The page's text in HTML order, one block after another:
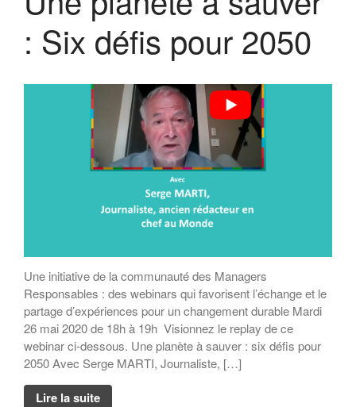
: Six défis pour 2050
Une initiative de la communauté des Managers
Responsables : des webinars qui favorisent l’échange et le
partage d’expériences pour un changement durable Mardi
26 mai 2020 de 18h à 19h Visionnez le replay de ce
webinar ci-dessous. Une planète à sauver : six défis pour
2050 Avec Serge MARTI, Journaliste, […]
Lire la suite